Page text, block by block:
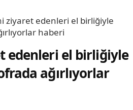
ziyaret edenleri el birliğiyle
haberi
edenleri el birliğiyle
ağırlıyorlar